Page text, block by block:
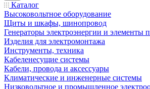
Каталог
Высоковольтное оборудование
Щиты и шкафы, шинопровод
Генераторы электроэнергии и элементы
Изделия для электромонтажа
Инструменты, техника
Кабеленесущие системы
Кабели, провода и аксессуары
Климатические и инженерные системы
Низковольтное и промышленное